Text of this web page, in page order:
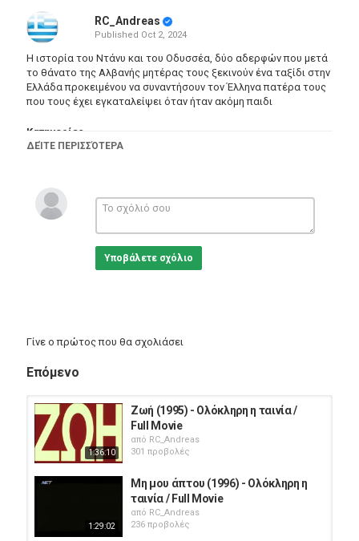
RC_Andreas
Published Oct 2, 2024
Η ιστορία του Ντάνυ και του Οδυσσέα, δύο αδερφών που μετά
το θάνατο της Αλβανής μητέρας τους ξεκινούν ένα ταξίδι στην
Ελλάδα προκειμένου να συναντήσουν τον Έλληνα πατέρα τους
που τους έχει εγκαταλείψει όταν ήταν ακόμη παιδι
Κατηγορίες
Greek Films
ΔΕΊΤΕ ΠΕΡΙΣΣΌΤΕΡΑ
Υποβάλετε σχόλιο
Γίνε ο πρώτος που θα σχολιάσει
Επόμενο
1:36:10
Ζωή (1995) - Ολόκληρη η ταινία /
Full Movie
από RC_Andreas
301 προβολές
1:29:02
Μη μου άπτου (1996) - Ολόκληρη η
ταινία / Full Movie
από RC_Andreas
236 προβολές